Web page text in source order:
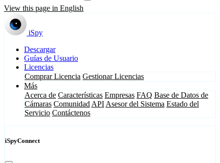
View this page in English
iSpy
Descargar
Guías de Usuario
Licencias
Comprar Licencia Gestionar Licencias
Más
Acerca de Características Empresas FAQ Base de Datos de
Cámaras Comunidad API Asesor del Sistema Estado del
Servicio Contáctenos
iSpyConnect